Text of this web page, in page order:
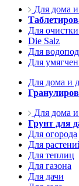
Для дома и
Для
Die Salz
Для
Для
Для дома и
Для дома и
Грунт для
Для огорода
Для
Для теплиц
Для газона
Для дачи